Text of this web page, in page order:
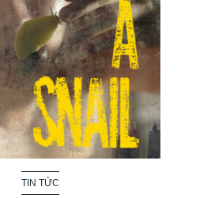
TIN TỨC